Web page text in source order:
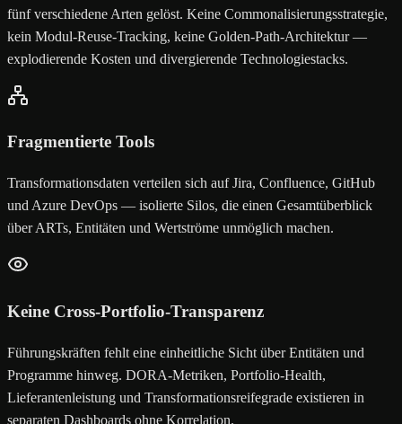
fünf verschiedene Arten gelöst. Keine Commonalisierungsstrategie,
kein Modul-Reuse-Tracking, keine Golden-Path-Architektur —
explodierende Kosten und divergierende Technologiestacks.
Fragmentierte Tools
Transformationsdaten verteilen sich auf Jira, Confluence, GitHub
und Azure DevOps — isolierte Silos, die einen Gesamtüberblick
über ARTs, Entitäten und Wertströme unmöglich machen.
Keine Cross-Portfolio-Transparenz
Führungskräften fehlt eine einheitliche Sicht über Entitäten und
Programme hinweg. DORA-Metriken, Portfolio-Health,
Lieferantenleistung und Transformationsreifegrade existieren in
separaten Dashboards ohne Korrelation.